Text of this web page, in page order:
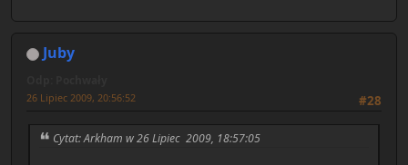
Juby
#28
26 Lipiec 2009, 20:56:52
Cytat: Arkham w 26 Lipiec 2009, 18:57:05